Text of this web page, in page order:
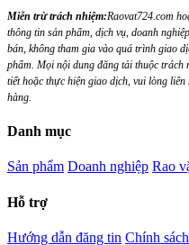
Miễn trừ trách nhiệm:Raovat724.com
thông tin sản phẩm, dịch vụ, doanh
bán, không tham gia vào quá trình giao
phẩm. Mọi nội dung đăng tải thuộc
tiết hoặc thực hiện giao dịch, vui lòng
hàng.
Danh mục
Sản phẩm Doanh nghiệp Rao
Hỗ trợ
Hướng dẫn đăng tin Chính sách